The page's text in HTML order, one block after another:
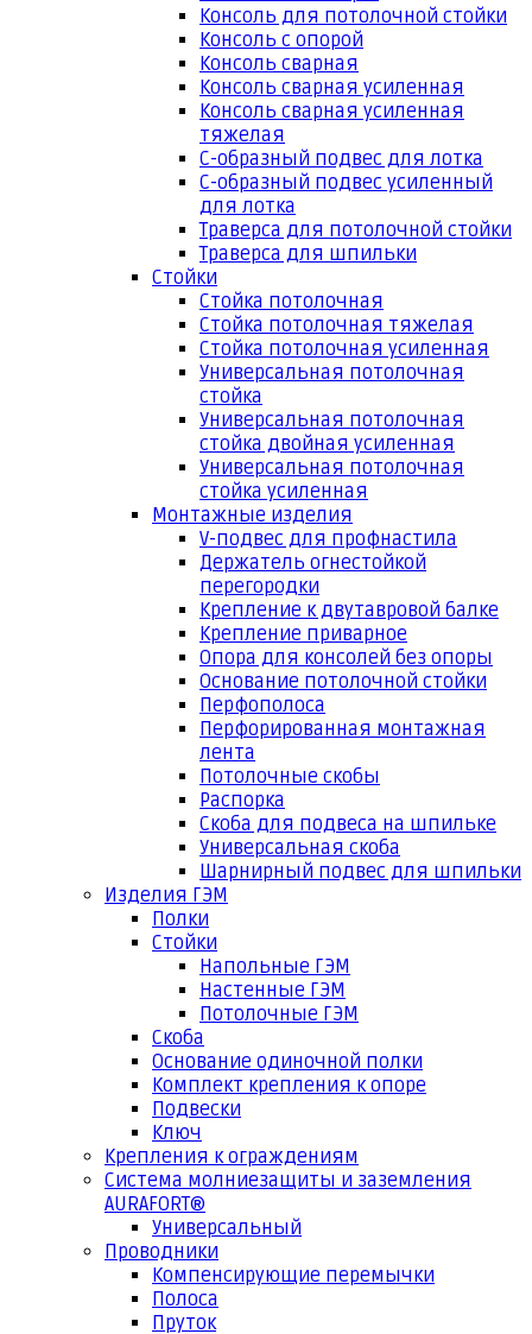
Консоль для потолочной стойки
Консоль с опорой
Консоль сварная
Консоль сварная усиленная
Консоль сварная усиленная
тяжелая
С-образный подвес для лотка
С-образный подвес усиленный
для лотка
Траверса для потолочной стойки
Траверса для шпильки
Стойки
Стойка потолочная
Стойка потолочная тяжелая
Стойка потолочная усиленная
Универсальная потолочная
стойка
Универсальная потолочная
стойка двойная усиленная
Универсальная потолочная
стойка усиленная
Монтажные изделия
V-подвес для профнастила
Держатель огнестойкой
перегородки
Крепление к двутавровой балке
Крепление приварное
Опора для консолей без опоры
Основание потолочной стойки
Перфополоса
Перфорированная монтажная
лента
Потолочные скобы
Распорка
Скоба для подвеса на шпильке
Универсальная скоба
Шарнирный подвес для шпильки
Изделия ГЭМ
Полки
Стойки
Напольные ГЭМ
Настенные ГЭМ
Потолочные ГЭМ
Скоба
Основание одиночной полки
Комплект крепления к опоре
Подвески
Ключ
Крепления к ограждениям
Система молниезащиты и заземления
AURAFORT®
Универсальный
Проводники
Компенсирующие перемычки
Полоса
Пруток